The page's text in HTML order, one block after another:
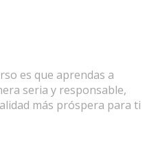
es que aprendas a
seria y responsable,
más próspera para ti